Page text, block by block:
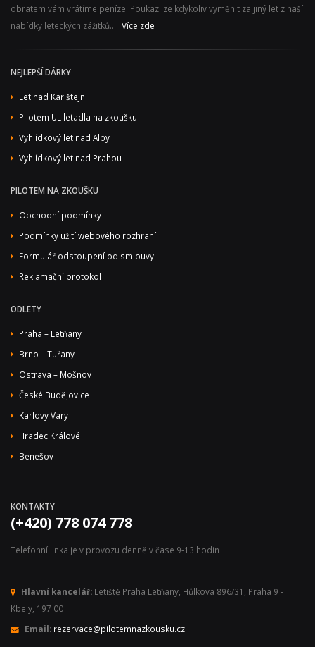
obratem vám vrátíme peníze. Poukaz lze kdykoliv vyměnit za jiný let z naší
nabídky leteckých zážitků... Více zde
NEJLEPŠÍ DÁRKY
Let nad Karlštejn
Pilotem UL letadla na zkoušku
Vyhlídkový let nad Alpy
Vyhlídkový let nad Prahou
PILOTEM NA ZKOUŠKU
Obchodní podmínky
Podmínky užití webového rozhraní
Formulář odstoupení od smlouvy
Reklamační protokol
ODLETY
Praha – Letňany
Brno – Tuřany
Ostrava – Mošnov
České Budějovice
Karlovy Vary
Hradec Králové
Benešov
KONTAKTY
(+420) 778 074 778
Telefonní linka je v provozu denně v čase 9-13 hodin
Hlavní kancelář: Letiště Praha Letňany, Hůlkova 896/31, Praha 9 -
Kbely, 197 00
Email: rezervace@pilotemnazkousku.cz